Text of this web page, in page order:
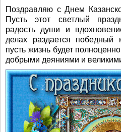
Поздравляю с Днем
Пусть этот светлый
радость души и
делах раздается победный
пусть жизнь будет
добрыми деяниями и